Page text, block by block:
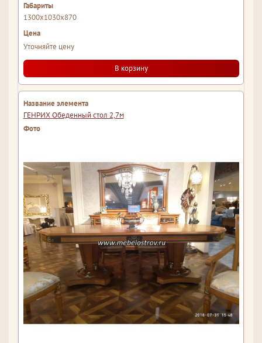
1300x1030x870
Уточняйте цену
В корзину
ГЕНРИХ Обеденный стол 2,7м